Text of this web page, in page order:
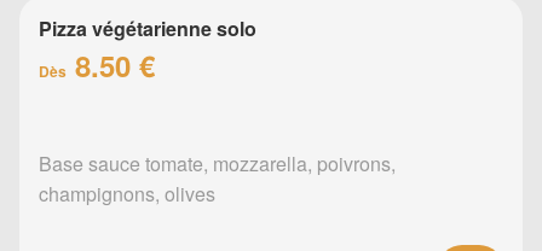
Pizza végétarienne solo
Dès 8.50 €
Base sauce tomate, mozzarella, poivrons,
champignons, olives